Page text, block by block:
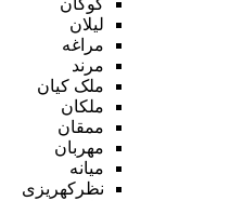
لیلان
مراغه
مرند
ملک کیان
ملکان
ممقان
مهربان
میانه
نظرکهریزی